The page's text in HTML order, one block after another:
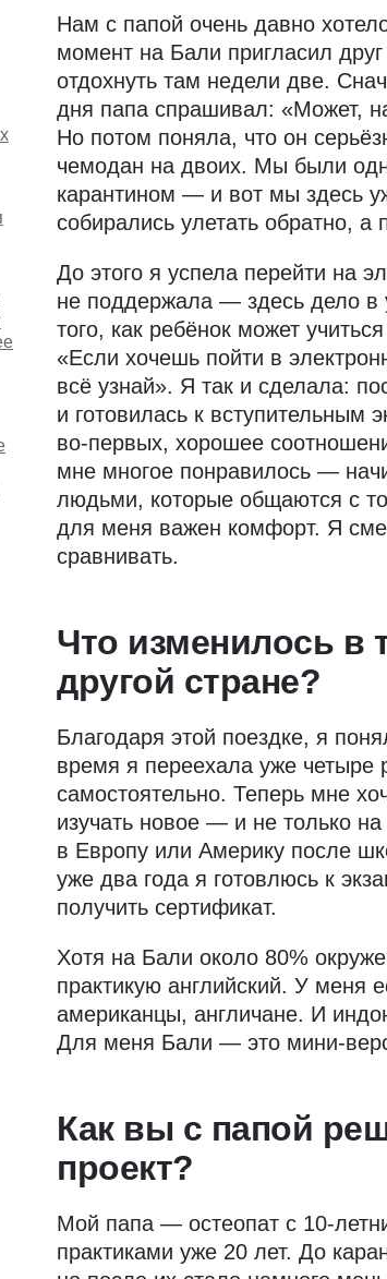
Нам с папой очень давно
момент на Бали пригласил
отдохнуть там недели две.
дня папа спрашивал: «Может,
Но потом поняла, что он
чемодан на двоих. Мы были
карантином — и вот мы здесь
собирались улетать обратно, а
До этого я успела перейти на
не поддержала — здесь дело в
того, как ребёнок может
«Если хочешь пойти в
всё узнай». Я так и сделала:
и готовилась к
во-первых, хорошее
мне многое понравилось —
людьми, которые общаются с
для меня важен комфорт. Я
сравнивать.
Что изменилось в
другой стране?
Благодаря этой поездке, я
время я переехала уже
самостоятельно. Теперь мне
изучать новое — и не только
в Европу или Америку после
уже два года я готовлюсь к
получить сертификат.
Хотя на Бали около 80%
практикую английский. У меня
американцы, англичане. И
Для меня Бали — это мини-
Как вы с папой
проект?
Мой папа — остеопат с 10-
практиками уже 20 лет. До